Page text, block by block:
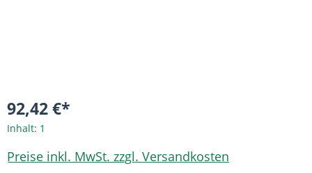
92,42 €*
Inhalt: 1
Preise inkl. MwSt. zzgl. Versandkosten